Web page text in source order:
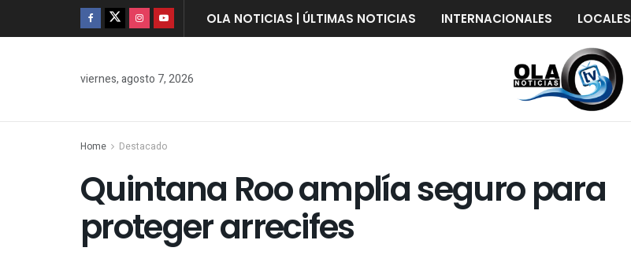
OLA NOTICIAS | ÚLTIMAS NOTICIAS INTERNACIONALES LOCALES
viernes, agosto 7, 2026
Home Destacado
Quintana Roo amplía seguro para
proteger arrecifes